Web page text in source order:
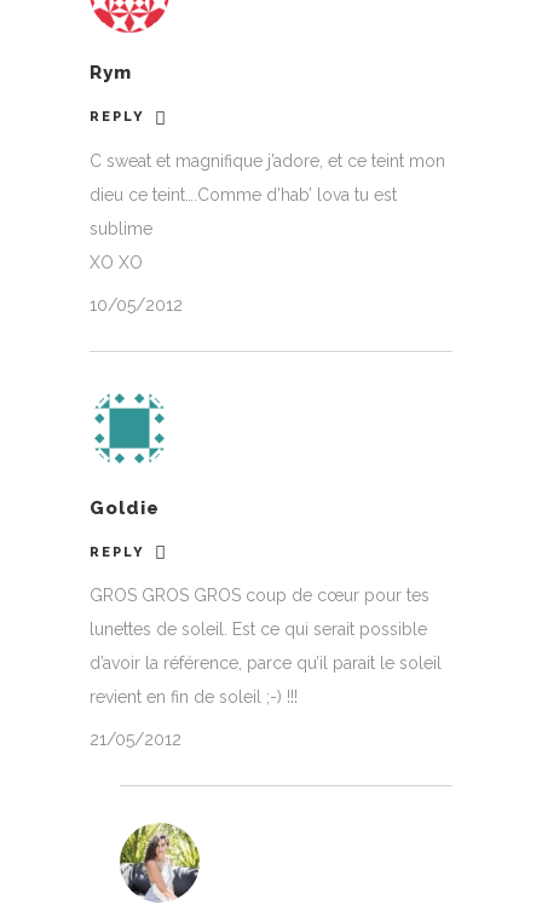
Rym
REPLY
C sweat et magnifique j’adore, et ce teint mon
dieu ce teint….Comme d’hab’ lova tu est
sublime
XO XO
10/05/2012
Goldie
REPLY
GROS GROS GROS coup de cœur pour tes
lunettes de soleil. Est ce qui serait possible
d’avoir la référence, parce qu’il parait le soleil
revient en fin de soleil ;-) !!!
21/05/2012